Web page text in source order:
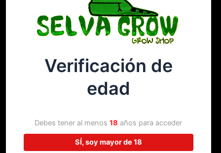
¡Disculpa este desastre! Estamos
trabajando en algo increíble,
¡vuelve pronto!
Verificación de
edad
Debes tener al menos18 años para acceder
SÍ, soy mayor de 18